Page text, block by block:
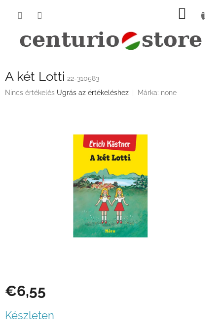
KOSÁR
A két Lotti 22-310583
A
Nincs értékelés Ugrás az értékeléshez Márka: none
€6,55
Készleten